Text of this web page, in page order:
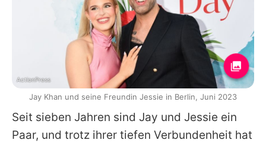
Seit sieben Jahren sind Jay und Jessie ein
Paar, und trotz ihrer tiefen Verbundenheit hat
ActionPress
Jay Khan und seine Freundin Jessie in Berlin, Juni 2023